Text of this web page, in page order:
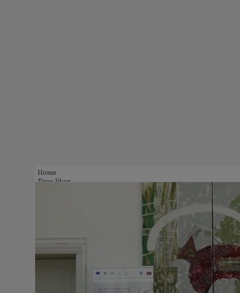
Home
Timp liber